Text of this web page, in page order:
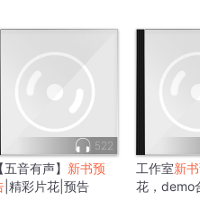
522
【五音有声】 新书预
|精彩片花|预告
工作室新
花，demo